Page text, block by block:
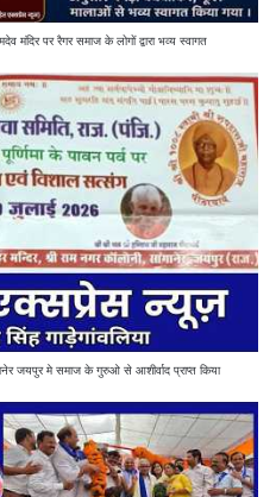
मंदिर पर रैगर समाज के लोगों द्वारा भव्य स्वागत
जयपुर मे समाज के गुरुओ से आशीर्वाद प्राप्त किया